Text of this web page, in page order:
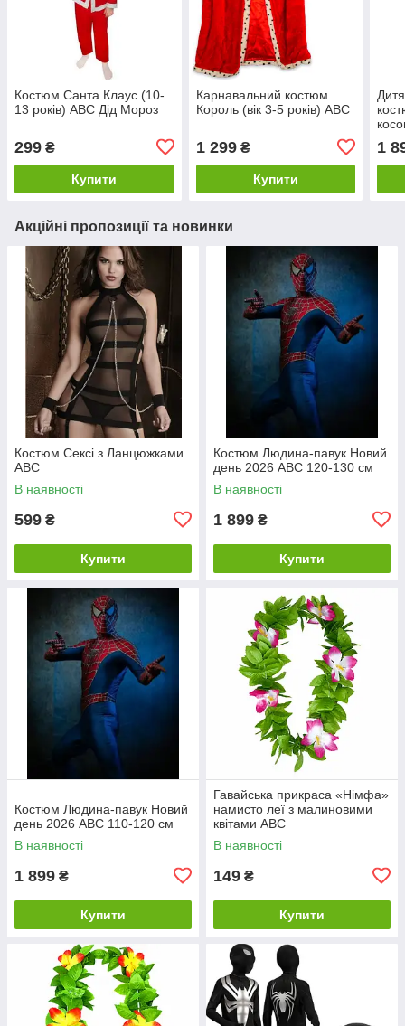
Костюм Санта Клаус (10-
13 років) ABC Дід Мороз
299 ₴
Купити
Карнавальний костюм
Король (вік 3-5 років) ABC
1 299₴
Купити
1
Акційні пропозиції та новинки
Костюм Сексі з Ланцюжками
ABC
В наявності
599 ₴
Купити
Костюм Людина-павук Новий
день 2026 ABC 120-130 см
В наявності
1 899 ₴
Купити
Костюм Людина-павук Новий
день 2026 ABC 110-120 см
В наявності
1 899 ₴
Купити
Гавайська прикраса «Німфа»
намисто леї з малиновими
квітами ABC
В наявності
149 ₴
Купити